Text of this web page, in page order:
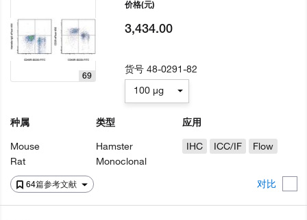
64篇参考文献 对比
69
种属
Mouse
Rat
类型
Hamster
Monoclonal
应用
IHC
ICC/IF Flow
价格(元)
3,434.00
货号48-0291-82
100 µg